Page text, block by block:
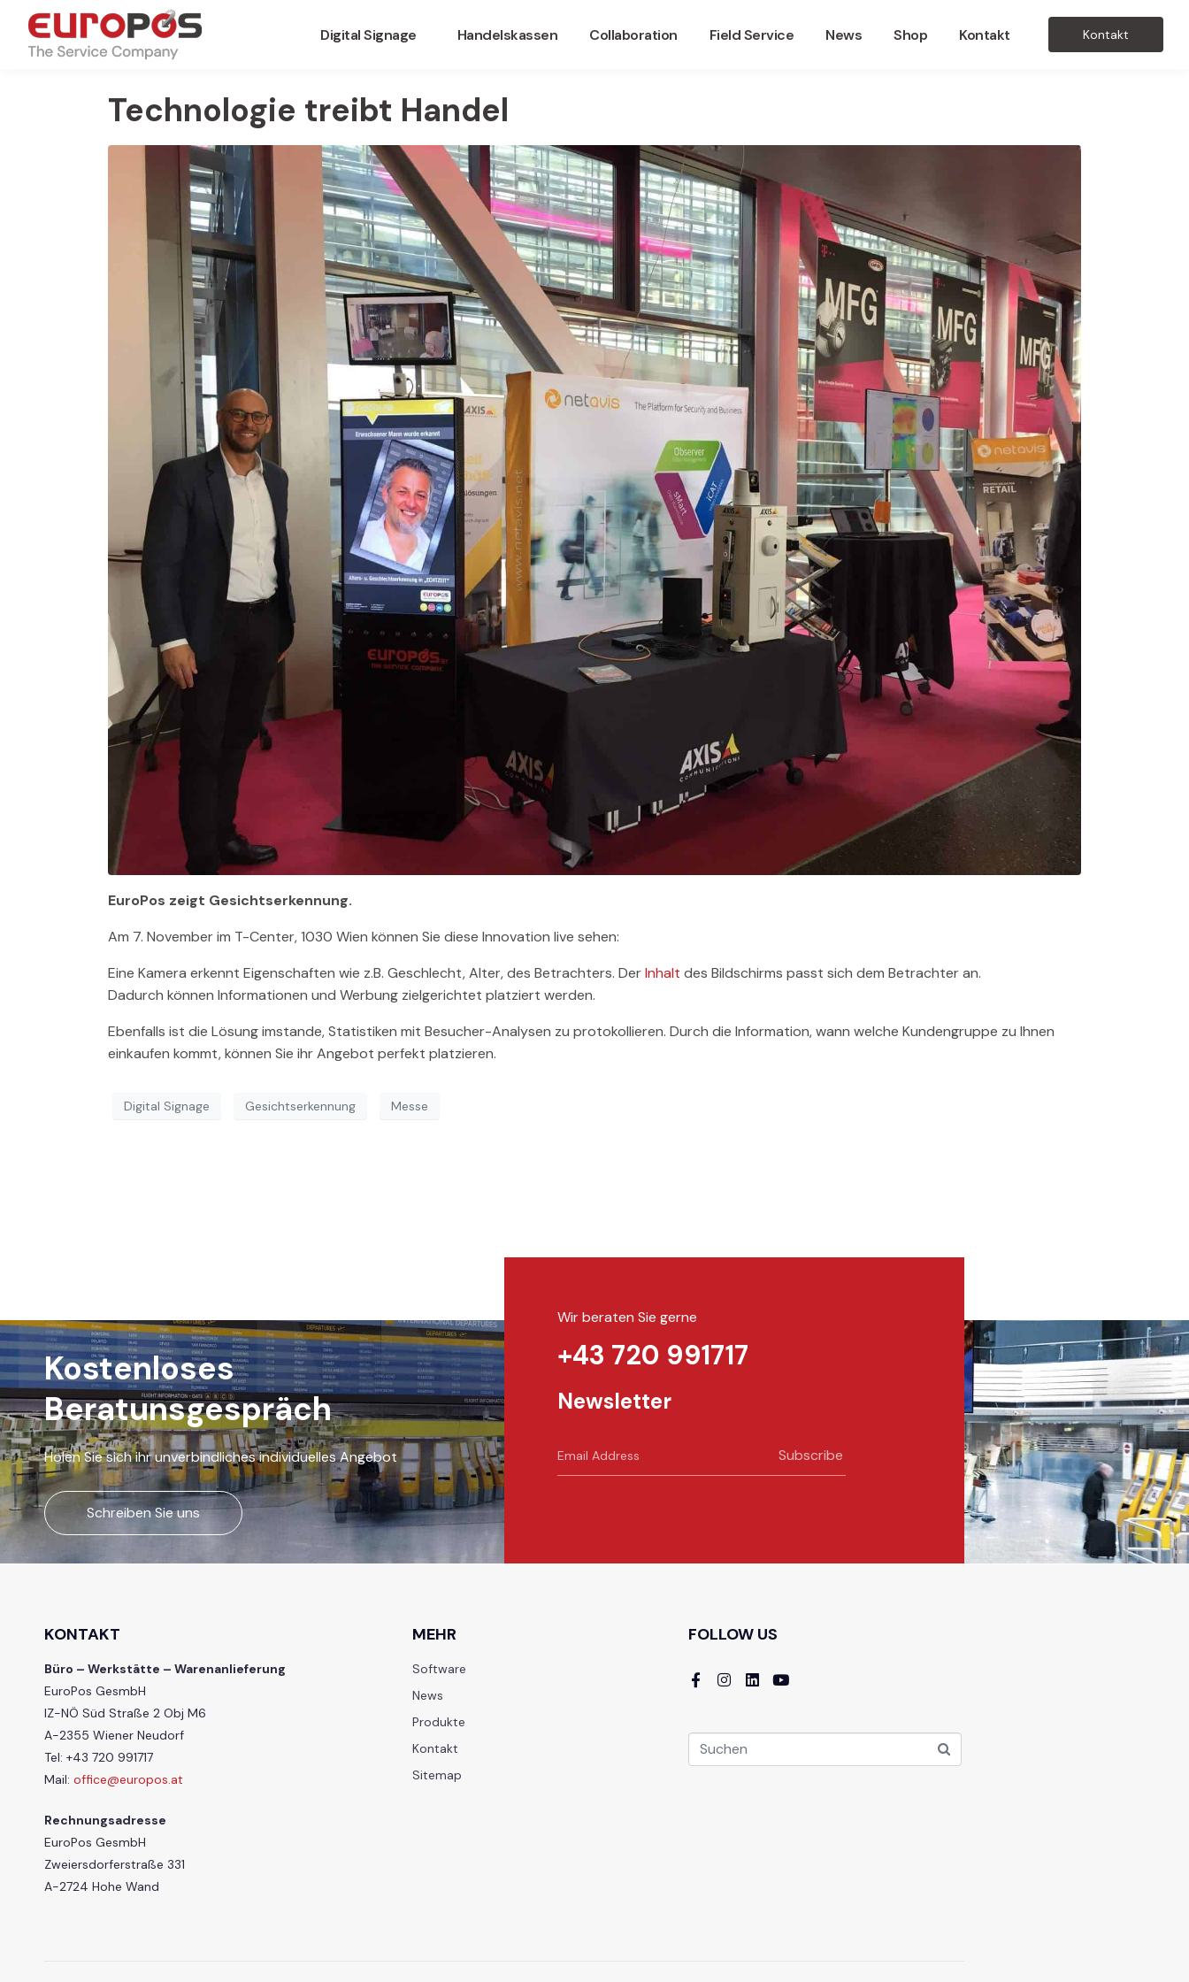
Digital Signage Handelskassen Collaboration Field Service News Shop Kontakt Kontakt
Technologie treibt Handel
EuroPos zeigt Gesichtserkennung.
Am 7. November im T-Center, 1030 Wien können Sie diese Innovation live sehen:
Eine Kamera erkennt Eigenschaften wie z.B. Geschlecht, Alter, des Betrachters. DerInhalt des Bildschirms passt sich dem Betrachter an.
Dadurch können Informationen und Werbung zielgerichtet platziert werden.
Ebenfalls ist die Lösung imstande, Statistiken mit Besucher-Analysen zu protokollieren. Durch die Information, wann welche Kundengruppe zu Ihnen
einkaufen kommt, können Sie ihr Angebot perfekt platzieren.
Digital Signage Gesichtserkennung Messe
Kostenloses
Beratunsgespräch
Holen Sie sich ihr unverbindliches individuelles Angebot
Schreiben Sie uns
Wir beraten Sie gerne
+43 720 991717
Newsletter
Subscribe
KONTAKT
Büro – Werkstätte – Warenanlieferung
EuroPos GesmbH
IZ-NÖ Süd Straße 2 Obj M6
A-2355 Wiener Neudorf
Tel: +43 720 991717
Mail: office@europos.at
Rechnungsadresse
EuroPos GesmbH
Zweiersdorferstraße 331
A-2724 Hohe Wand
MEHR
Software
News
Produkte
Kontakt
Sitemap
FOLLOW US